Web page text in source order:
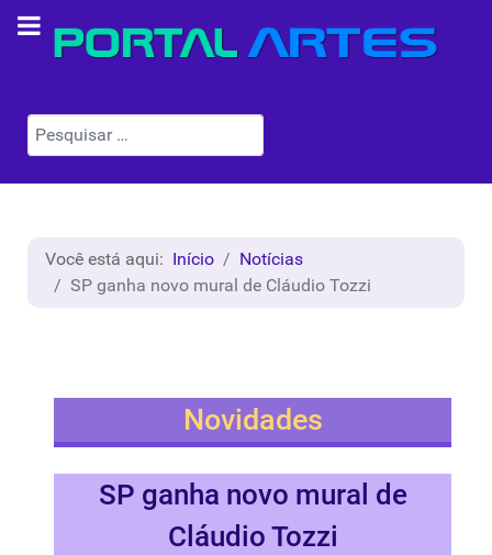
Pesquisar
Você está aqui: Início
Notícias
SP ganha novo mural de Cláudio Tozzi
Novidades
SP ganha novo mural de
Cláudio Tozzi